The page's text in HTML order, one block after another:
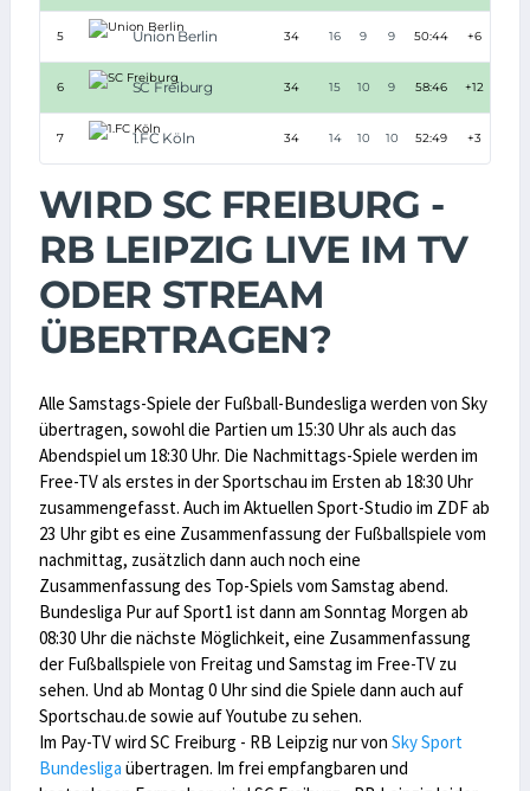
5 Union Berlin 34 16 9 9 50:44 +6
6 SC Freiburg 34 15 10 9 58:46 +12
7 1.FC Köln 34 14 10 10 52:49 +3
WIRD SC FREIBURG -
RB LEIPZIG LIVE IM TV
ODER STREAM
ÜBERTRAGEN?
Alle Samstags-Spiele der Fußball-Bundesliga werden von Sky
übertragen, sowohl die Partien um 15:30 Uhr als auch das
Abendspiel um 18:30 Uhr. Die Nachmittags-Spiele werden im
Free-TV als erstes in der Sportschau im Ersten ab 18:30 Uhr
zusammengefasst. Auch im Aktuellen Sport-Studio im ZDF ab
23 Uhr gibt es eine Zusammenfassung der Fußballspiele vom
nachmittag, zusätzlich dann auch noch eine
Zusammenfassung des Top-Spiels vom Samstag abend.
Bundesliga Pur auf Sport1 ist dann am Sonntag Morgen ab
08:30 Uhr die nächste Möglichkeit, eine Zusammenfassung
der Fußballspiele von Freitag und Samstag im Free-TV zu
sehen. Und ab Montag 0 Uhr sind die Spiele dann auch auf
Sportschau.de sowie auf Youtube zu sehen.
Im Pay-TV wird SC Freiburg - RB Leipzig nur von Sky Sport
Bundesliga übertragen. Im frei empfangbaren und